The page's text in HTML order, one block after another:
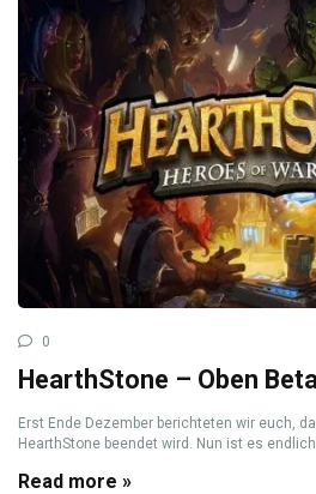
0
HearthStone – Oben
Erst Ende Dezember berichteten wir euch,
HearthStone beendet wird. Nun ist es endlich
Read more »